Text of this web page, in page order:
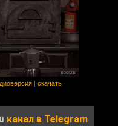
скачать
канал в Telegram